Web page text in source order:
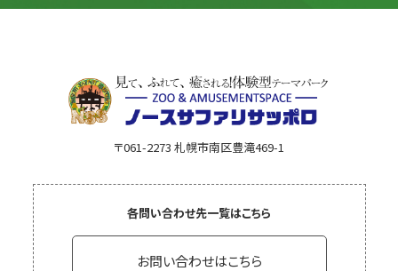
〒061-2273 札幌市南区豊滝469-1
各問い合わせ先一覧はこちら
お問い合わせはこちら